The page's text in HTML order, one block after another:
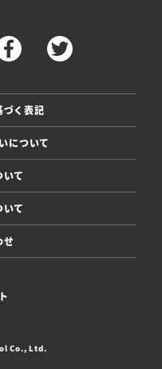
づく表記
について
て
て
せ
Co., Ltd.